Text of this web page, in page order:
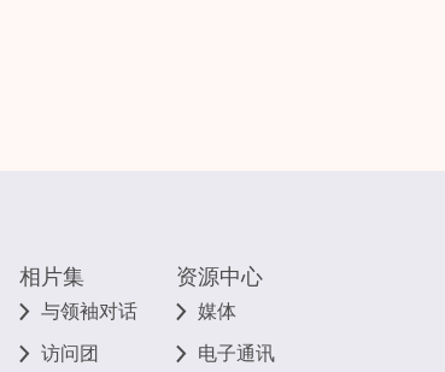
相片集
与领袖对话
访问团
资源中心
媒体
电子通讯